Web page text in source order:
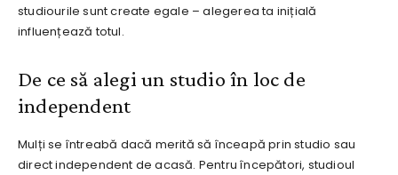
studiourile sunt create egale – alegerea ta inițială
influențează totul.
De ce să alegi un studio în loc de
independent
Mulți se întreabă dacă merită să înceapă prin studio sau
direct independent de acasă. Pentru începători, studioul